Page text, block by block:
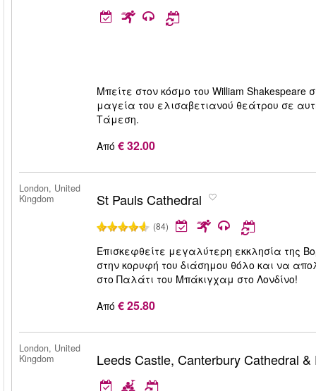
Μπείτε στον κόσμο του William Shakespeare
μαγεία του ελισαβετιανού θεάτρου σε
Τάμεση.
Από € 32.00
London, United
Kingdom
St Pauls Cathedral
(84)
Επισκεφθείτε μεγαλύτερη εκκλησία της
στην κορυφή του διάσημου θόλο και να
στο Παλάτι του Μπάκιγχαμ στο Λονδίνο!
Από € 25.80
London, United
Kingdom
Leeds Castle, Canterbury Cathedral &